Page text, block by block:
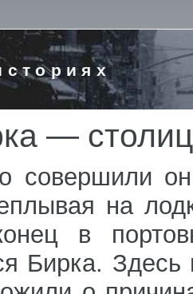
—
совершили
на
в
Бирка. Здесь